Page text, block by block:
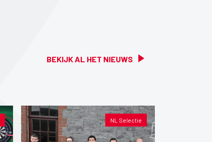
BEKIJK AL HET NIEUWS
NL Selectie